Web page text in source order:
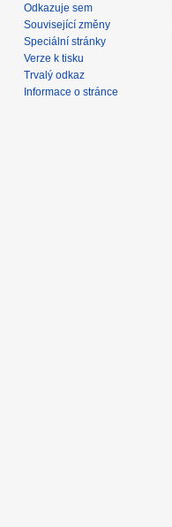
Odkazuje sem
Související změny
Speciální stránky
Verze k tisku
Trvalý odkaz
Informace o stránce